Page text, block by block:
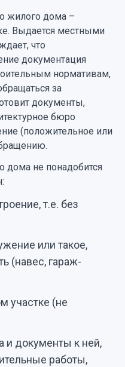
жилого дома –
Выдается местными
что
документация
нормативам,
за
документы,
бюро
(положительное или
дома не понадобится
т.е. без
или такое,
(навес, гараж-
участке (не
и документы к ней,
работы,